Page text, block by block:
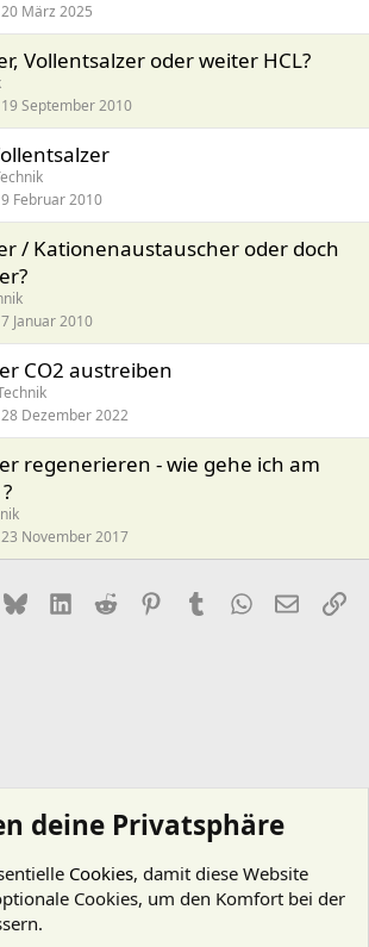
20 März 2025
Vollentsalzer oder weiter HCL?
19 September 2010
Februar 2010
/ Kationenaustauscher oder doch
Januar 2010
CO2 austreiben
28 Dezember 2022
regenerieren - wie gehe ich am
23 November 2017
(Twitter)
BlueskyLinkedIn
Reddit PinterestTumblr WhatsApp
E-Mail
deine Privatsphäre
Cookies, damit diese Website
Cookies, um den Komfort bei der